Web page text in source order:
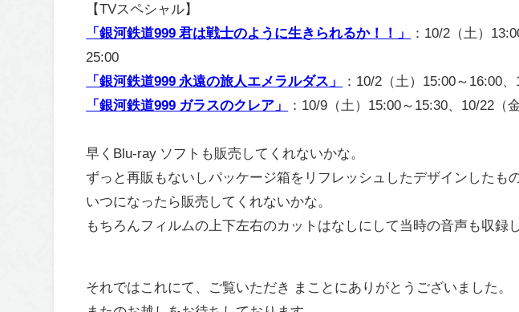
【TVスペシャル】
「銀河鉄道999 君は戦士のように生きられるか！！」
：10/2（土）
25:00
「銀河鉄道999 永遠の旅人エメラルダス」
：10/2（土）15:00～16:00
「銀河鉄道999 ガラスのクレア」
：10/9（土）15:00～15:30、10/22（
早くBlu-ray ソフトも販売してくれないかな。
ずっと再販もないしパッケージ箱をリフレッシュしたデザインしたも
いつになったら販売してくれないかな。
もちろんフィルムの上下左右のカットはなしにして当時の音声も収録
それではこれにて、ご覧いただき まことにありがとうございました。